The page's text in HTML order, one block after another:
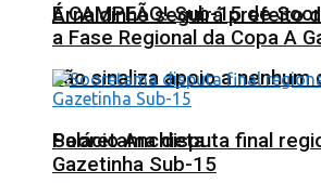
Arnaldinho seguirá prefeito
não sinaliza apoio a nenhum
Palácio Anchieta
É CAMPEÃO! Sub-15 de
a Fase Regional da Copa A
Sooretama disputa final
Gazetinha Sub-15